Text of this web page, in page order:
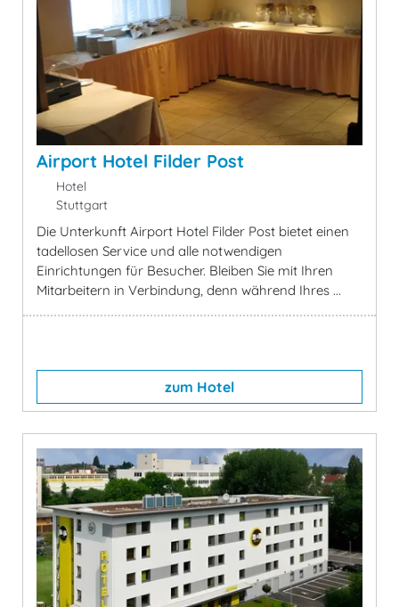
Airport Hotel Filder Post
Hotel
Stuttgart
Die Unterkunft Airport Hotel Filder Post bietet einen
tadellosen Service und alle notwendigen
Einrichtungen für Besucher. Bleiben Sie mit Ihren
Mitarbeitern in Verbindung, denn während Ihres ...
zum Hotel